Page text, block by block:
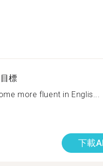
標
more fluent in Englis...
下載